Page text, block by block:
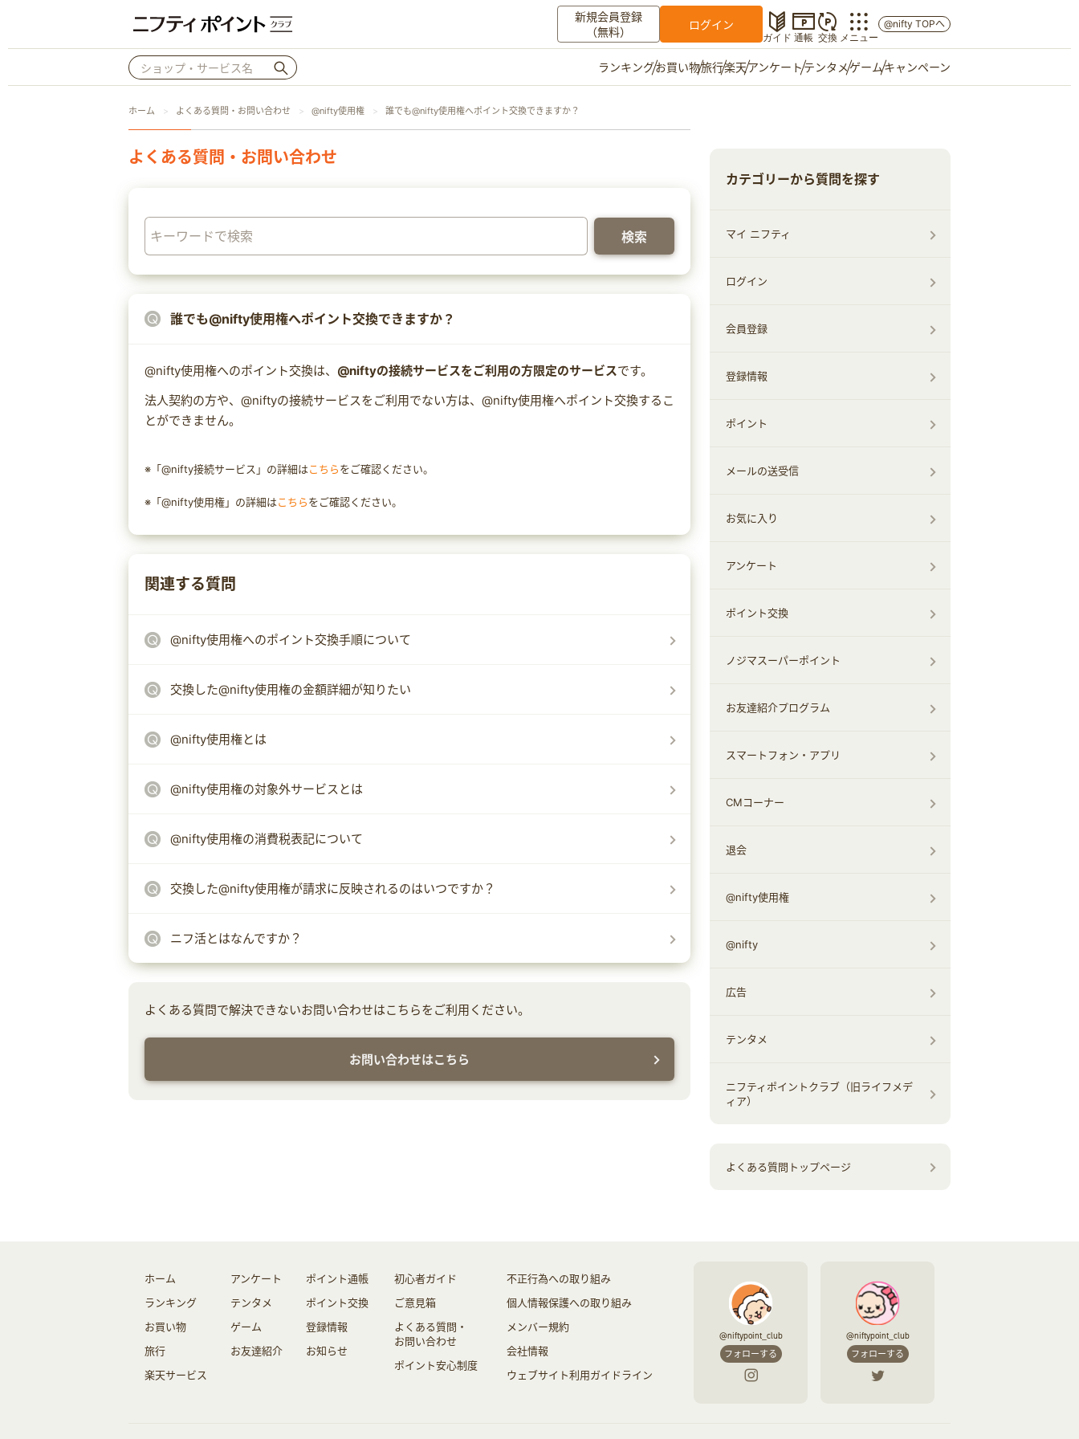
新規会員登録
（無料）
ログイン
ガイド 通帳 交換 メニュー
ポイント通帳 ポイント交換 登録情報
よくある質問
お問い合わせ
ご意見箱
@nifty TOPへ
ランキングお買い物旅行楽天アンケートテンタメゲームキャンペーン
ホーム よくある質問・お問い合わせ @nifty使用権 誰でも@nifty使用権へポイント交換できますか？
よくある質問・お問い合わせ
誰でも@nifty使用権へポイント交換できますか？
@nifty使用権へのポイント交換は、 @niftyの接続サービスをご利用の方限定のサービスです。
法人契約の方や、@niftyの接続サービスをご利用でない方は、@nifty使用権へポイント交換するこ
とができません。
※「@nifty接続サービス」の詳細はこちらをご確認ください。
※「@nifty使用権」の詳細はこちらをご確認ください。
関連する質問
@nifty使用権へのポイント交換手順について
交換した@nifty使用権の金額詳細が知りたい
@nifty使用権とは
@nifty使用権の対象外サービスとは
@nifty使用権の消費税表記について
交換した@nifty使用権が請求に反映されるのはいつですか？
ニフ活とはなんですか？
よくある質問で解決できないお問い合わせはこちらをご利用ください。
お問い合わせはこちら
カテゴリーから質問を探す
マイ ニフティ
ログイン
会員登録
登録情報
ポイント
メールの送受信
お気に入り
アンケート
ポイント交換
ノジマスーパーポイント
お友達紹介プログラム
スマートフォン・アプリ
CMコーナー
退会
@nifty使用権
@nifty
広告
テンタメ
ニフティポイントクラブ（旧ライフメデ
ィア）
よくある質問トップページ
ホーム
ランキング
お買い物
旅行
楽天サービス
アンケート
テンタメ
ゲーム
お友達紹介
ポイント通帳
ポイント交換
登録情報
お知らせ
初心者ガイド
ご意見箱
よくある質問・
お問い合わせ
ポイント安心制度
不正行為への取り組み
個人情報保護への取り組み
メンバー規約
会社情報
ウェブサイト利用ガイドライン
@niftypoint_club
フォローする
@niftypoint_club
フォローする